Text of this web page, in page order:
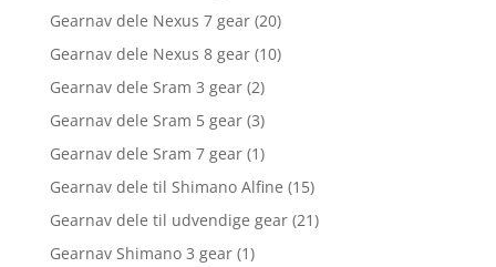
Gearnav dele Nexus 7 gear (20)
Gearnav dele Nexus 8 gear (10)
Gearnav dele Sram 3 gear (2)
Gearnav dele Sram 5 gear (3)
Gearnav dele Sram 7 gear (1)
Gearnav dele til Shimano Alfine (15)
Gearnav dele til udvendige gear (21)
Gearnav Shimano 3 gear (1)